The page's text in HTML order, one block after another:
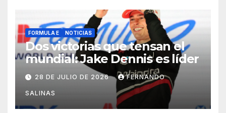
FORMULA E NOTICIAS
Dos victorias que tensan el
mundial: Jake Dennis es líder
28 DE JULIO DE 2026 FERNANDO
SALINAS